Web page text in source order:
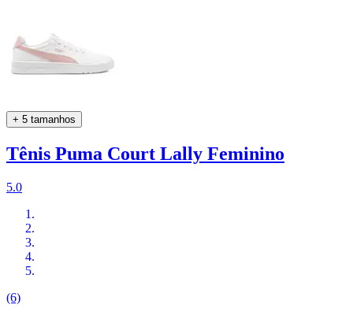
+ 5 tamanhos
Tênis Puma Court Lally Feminino
5.0
(6)